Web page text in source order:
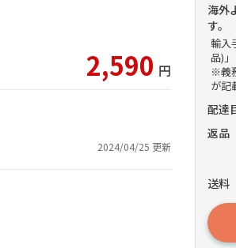
当店スタッフが贈る音声プログラム
今売れているものが一目でわかる
2,590 円
2024/04/25 更新
海外
す。
輸入
品)
※義
が記
配達
返品
送料